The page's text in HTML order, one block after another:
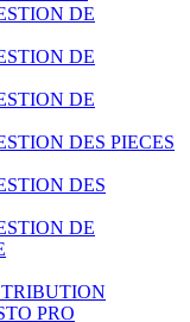
DE
DE
DE
DES PIECES
DES
DE
PRO